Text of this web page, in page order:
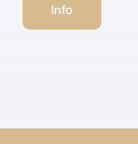
Info